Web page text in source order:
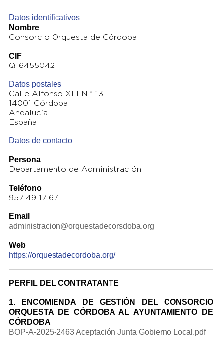
Datos identificativos
Nombre
Consorcio Orquesta de Córdoba
CIF
Q-6455042-I
Datos postales
Calle Alfonso XIII N.º 13
14001 Córdoba
Andalucía
España
Datos de contacto
Persona
Departamento de Administración
Teléfono
957 49 17 67
Email
administracion@orquestadecorsdoba.org
Web
https://orquestadecordoba.org/
PERFIL DEL CONTRATANTE
1. ENCOMIENDA DE GESTIÓN DEL CONSORCIO
ORQUESTA DE CÓRDOBA AL AYUNTAMIENTO DE
CÓRDOBA
BOP-A-2025-2463 Aceptación Junta Gobierno Local.pdf